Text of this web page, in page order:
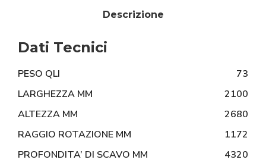
Descrizione
Dati Tecnici
PESO QLI
73
LARGHEZZA MM
2100
ALTEZZA MM
2680
RAGGIO ROTAZIONE MM
1172
PROFONDITA’ DI SCAVO MM
4320